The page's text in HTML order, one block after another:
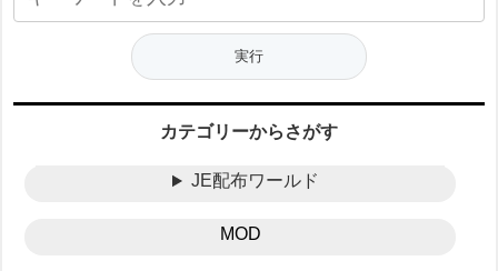
カテゴリーからさがす
JE配布ワールド
MOD